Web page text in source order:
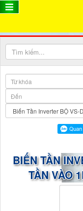
BIẾN TẦN
TẦN VÀO